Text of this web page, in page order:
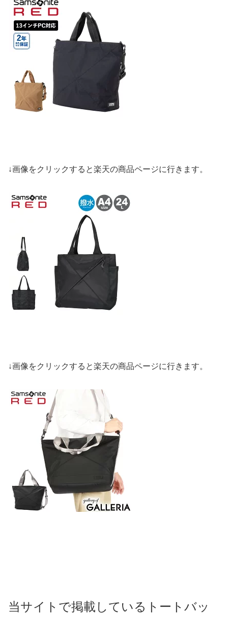
↓画像をクリックすると楽天の商品ページに行きます。
↓画像をクリックすると楽天の商品ページに行きます。
当サイトで掲載しているトートバッ